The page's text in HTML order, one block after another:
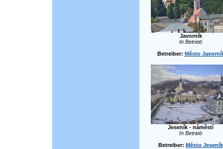
Javorník
In Betrieb
Betreiber: Město
Jeseník - náměstí
In Betrieb
Betreiber: Město Jeseník